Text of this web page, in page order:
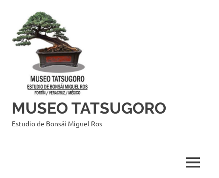
contenido
MUSEO TATSUGORO
Estudio de Bonsái Miguel Ros
MENÚ